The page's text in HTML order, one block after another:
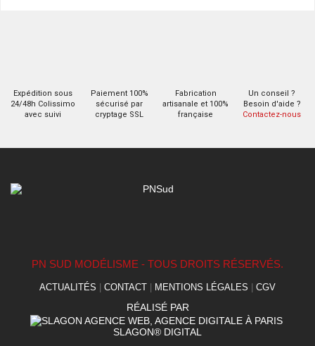
Expédition sous
24/48h Colissimo
avec suivi
Paiement 100%
sécurisé par
cryptage SSL
Fabrication
artisanale et 100%
française
Un conseil ?
Besoin d'aide ?
Contactez-nous
PN SUD MODÉLISME - TOUS DROITS RÉSERVÉS.
ACTUALITÉS | CONTACT | MENTIONS LÉGALES | CGV
RÉALISÉ PAR
SLAGON® DIGITAL